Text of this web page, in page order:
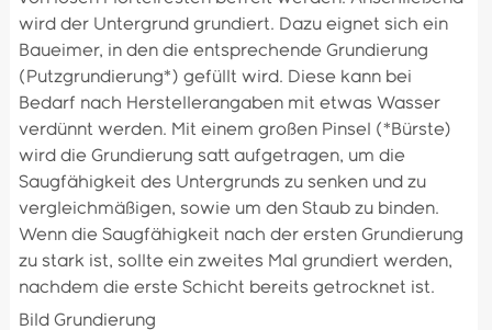
wird der Untergrund grundiert. Dazu eignet sich ein
Baueimer, in den die entsprechende Grundierung
(Putzgrundierung*) gefüllt wird. Diese kann bei
Bedarf nach Herstellerangaben mit etwas Wasser
verdünnt werden. Mit einem großen Pinsel (*Bürste)
wird die Grundierung satt aufgetragen, um die
Saugfähigkeit des Untergrunds zu senken und zu
vergleichmäßigen, sowie um den Staub zu binden.
Wenn die Saugfähigkeit nach der ersten Grundierung
zu stark ist, sollte ein zweites Mal grundiert werden,
nachdem die erste Schicht bereits getrocknet ist.
Bild Grundierung